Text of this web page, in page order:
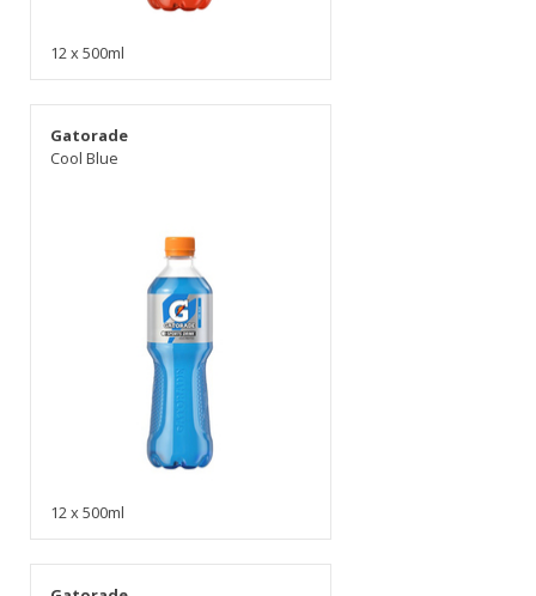
12 x 500ml
Gatorade
Cool Blue
12 x 500ml